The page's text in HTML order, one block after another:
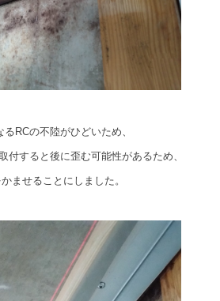
るRCの不陸がひどいため、
付すると後に歪む可能性があるため、
ませることにしました。